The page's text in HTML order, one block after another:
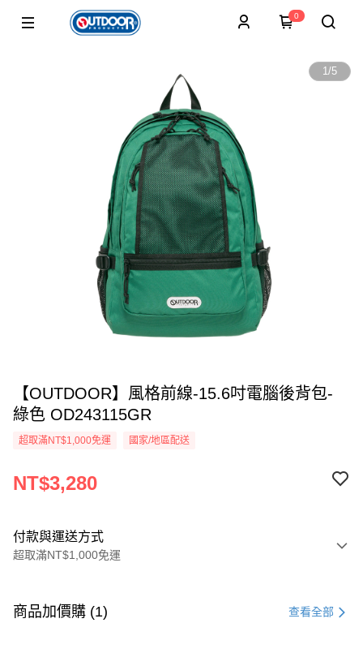
0
1/5
【OUTDOOR】風格前線-15.6吋電腦後背包-
綠色 OD243115GR
超取滿NT$1,000免運 國家/地區配送
NT$3,280
付款與運送方式
超取滿NT$1,000免運
信用卡一次付款
商品加價購 (1) 查看全部